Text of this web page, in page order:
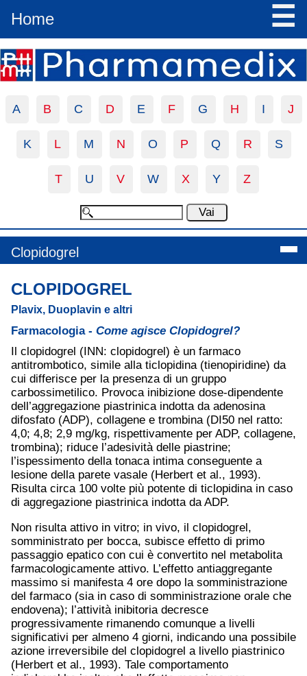
Home ☰
A B C D E F G H I J
K L M N O P Q R S
T U V W X Y Z
Clopidogrel
CLOPIDOGREL
Plavix, Duoplavin e altri
Farmacologia - Come agisce Clopidogrel?
Il clopidogrel (INN: clopidogrel) è un farmaco
antitrombotico, simile alla ticlopidina (tienopiridine) da
cui differisce per la presenza di un gruppo
carbossimetilico. Provoca inibizione dose-dipendente
dell’aggregazione piastrinica indotta da adenosina
difosfato (ADP), collagene e trombina (DI50 nel ratto:
4,0; 4,8; 2,9 mg/kg, rispettivamente per ADP, collagene,
trombina); riduce l’adesività delle piastrine;
l’ispessimento della tonaca intima conseguente a
lesione della parete vasale (Herbert et al., 1993).
Risulta circa 100 volte più potente di ticlopidina in caso
di aggregazione piastrinica indotta da ADP.
Non risulta attivo in vitro; in vivo, il clopidogrel,
somministrato per bocca, subisce effetto di primo
passaggio epatico con cui è convertito nel metabolita
farmacologicamente attivo. L’effetto antiaggregante
massimo si manifesta 4 ore dopo la somministrazione
del farmaco (sia in caso di somministrazione orale che
endovena); l’attività inibitoria decresce
progressivamente rimanendo comunque a livelli
significativi per almeno 4 giorni, indicando una possibile
azione irreversibile del clopidogrel a livello piastrinico
(Herbert et al., 1993). Tale comportamento